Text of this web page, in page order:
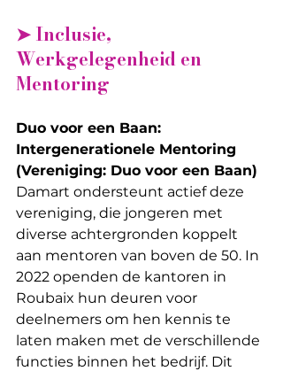
➤ Inclusie,
Werkgelegenheid en
Mentoring
Duo voor een Baan:
Intergenerationele Mentoring
(Vereniging: Duo voor een Baan)
Damart ondersteunt actief deze
vereniging, die jongeren met
diverse achtergronden koppelt
aan mentoren van boven de 50. In
2022 openden de kantoren in
Roubaix hun deuren voor
deelnemers om hen kennis te
laten maken met de verschillende
functies binnen het bedrijf. Dit